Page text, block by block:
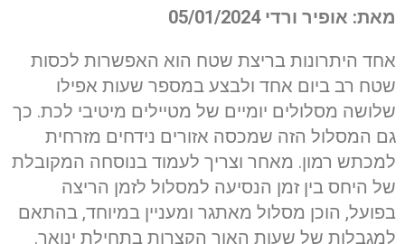
מאת: אופיר ורדי05/01/2024
אחד היתרונות בריצת שטח הוא האפשרות לכסות
שטח רב ביום אחד ולבצע במספר שעות אפילו
שלושה מסלולים יומיים של מטיילים מיטיבי לכת. כך
גם המסלול הזה שמכסה אזורים נידחים מזרחית
למכתש רמון. מאחר וצריך לעמוד בנוסחה המקובלת
של היחס בין זמן הנסיעה למסלול לזמן הריצה
בפועל, הוכן מסלול מאתגר ומעניין במיוחד, בהתאם
למגבלות של שעות האור הקצרות בתחילת ינואר.